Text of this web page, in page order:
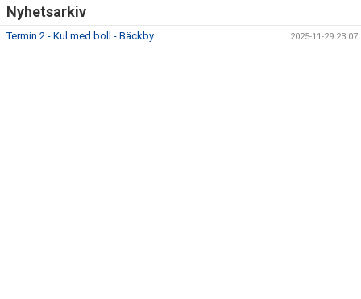
Nyhetsarkiv
Termin 2 - Kul med boll - Bäckby 2025-11-29 23:07